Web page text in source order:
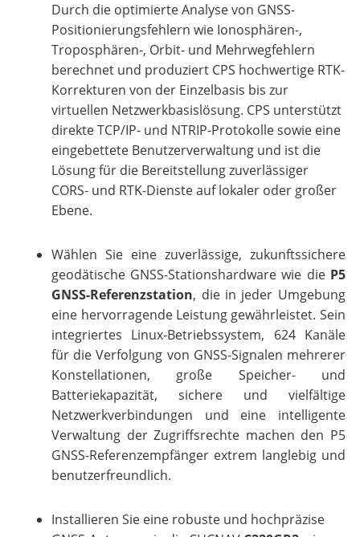
Durch die optimierte Analyse von GNSS-
Positionierungsfehlern wie Ionosphären-,
Troposphären-, Orbit- und Mehrwegfehlern
berechnet und produziert CPS hochwertige RTK-
Korrekturen von der Einzelbasis bis zur
virtuellen Netzwerkbasislösung. CPS unterstützt
direkte TCP/IP- und NTRIP-Protokolle sowie eine
eingebettete Benutzerverwaltung und ist die
Lösung für die Bereitstellung zuverlässiger
CORS- und RTK-Dienste auf lokaler oder großer
Ebene.
Wählen Sie eine zuverlässige, zukunftssichere
geodätische GNSS-Stationshardware wie die P5
GNSS-Referenzstation, die in jeder Umgebung
eine hervorragende Leistung gewährleistet. Sein
integriertes Linux-Betriebssystem, 624 Kanäle
für die Verfolgung von GNSS-Signalen mehrerer
Konstellationen, große Speicher- und
Batteriekapazität, sichere und vielfältige
Netzwerkverbindungen und eine intelligente
Verwaltung der Zugriffsrechte machen den P5
GNSS-Referenzempfänger extrem langlebig und
benutzerfreundlich.
Installieren Sie eine robuste und hochpräzise